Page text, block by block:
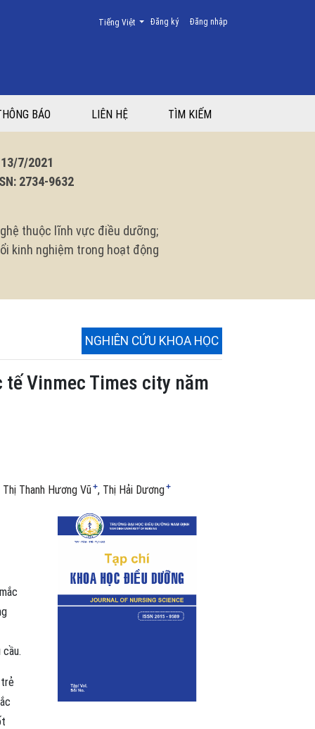
Đăng ký Đăng nhập
Thay đổi ngôn ngữ. Ngôn ngữ hiện tại là:
Tiếng Việt
BÁO LIÊN HỆ TÌM KIẾM
7/2021
2734-9632
thuộc lĩnh vực điều dưỡng;
kinh nghiệm trong hoạt động
NGHIÊN CỨU KHOA HỌC
tế Vinmec Times city năm
Thị Thanh Hương Vũ+ Thị Hải Dương+